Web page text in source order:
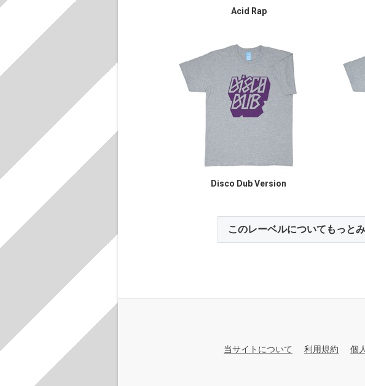
Acid Rap
Disco Dub Version
このレーベルについてもっと
当サイトについて 利用規約 個